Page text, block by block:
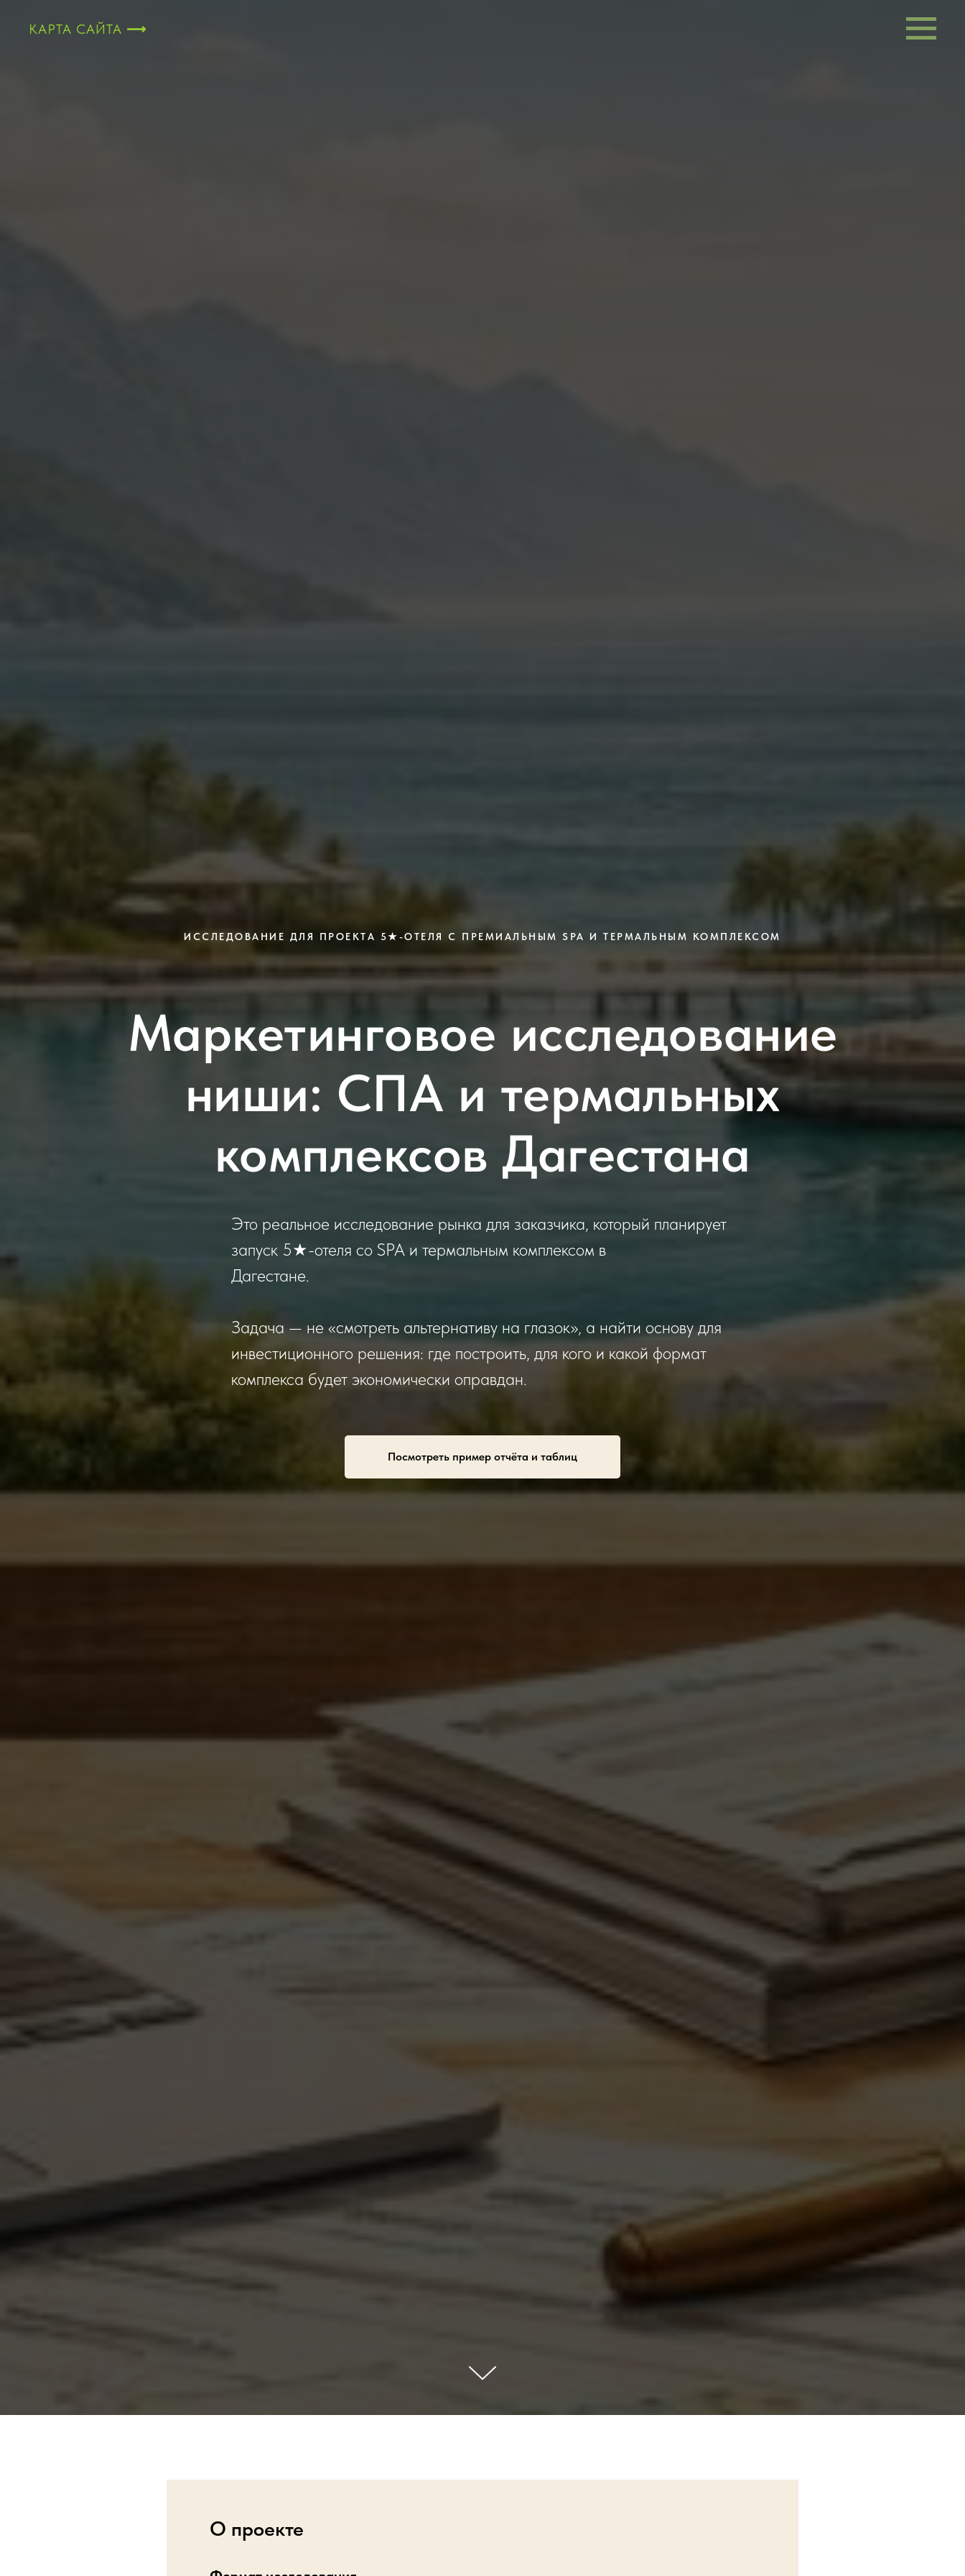
КАРТА САЙТА ⟶
ИССЛЕДОВАНИЕ ДЛЯ ПРОЕКТА 5★-ОТЕЛЯ С ПРЕМИАЛЬНЫМ SPA И ТЕРМАЛЬНЫМ КОМПЛЕКСОМ
Маркетинговое исследование
ниши: СПА и термальных
комплексов Дагестана
Это реальное исследование рынка для заказчика, который планирует
запуск 5★-отеля со SPA и термальным комплексом в
Дагестане.
Задача — не «смотреть альтернативу на глазок», а найти основу для
инвестиционного решения: где построить, для кого и какой формат
комплекса будет экономически оправдан.
Посмотреть пример отчёта и таблиц
О проекте